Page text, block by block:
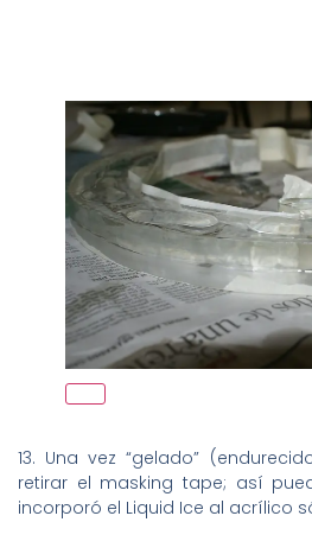
13. Una vez “gelado”
retirar el masking tape; así
incorporó el Liquid Ice al acrílico